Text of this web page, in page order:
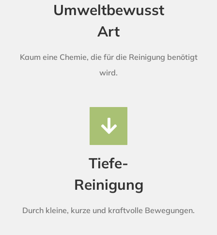
Umweltbewusst
Art
Kaum eine Chemie, die für die Reinigung benötigt
wird.
Tiefe-
Reinigung
Durch kleine, kurze und kraftvolle Bewegungen.